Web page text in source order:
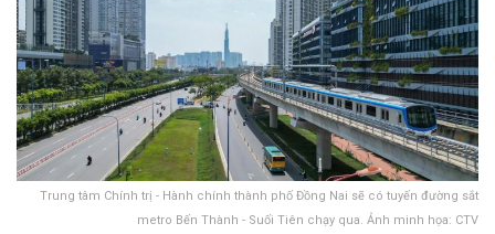
Trung tâm Chính trị - Hành chính thành phố Đồng Nai sẽ có tuyến đường sắt
metro Bến Thành - Suối Tiên chạy qua. Ảnh minh họa: CTV